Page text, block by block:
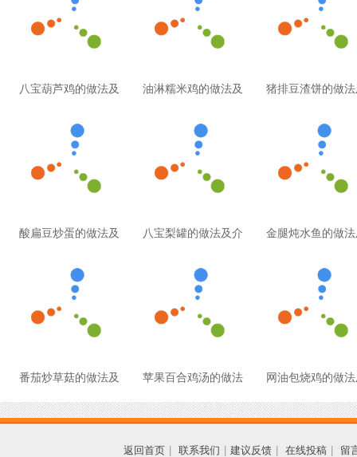
八宝葫芦鸡的做法及 油淋糯米鸡的做法及 猪排豆渣饼的做
酸扁豆炒蛋的做法及 八宝梨罐的做法及介 金腿炖水鱼的做
番茄炒草菇的做法及 苹果百合鸡汤的做法 网油包烧鸡的做
返回首页 联系我们 建议反馈 在线投稿
留